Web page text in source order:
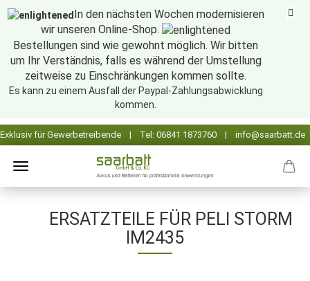
In den nächsten Wochen modernisieren
wir unseren Online-Shop.
Bestellungen sind wie gewohnt möglich. Wir bitten
um Ihr Verständnis, falls es während der Umstellung
zeitweise zu Einschränkungen kommen sollte.
Es kann zu einem Ausfall der Paypal-Zahlungsabwicklung
kommen.
ERSATZTEILE FÜR PELI STORM
IM2435